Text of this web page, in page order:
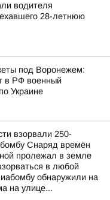
водителя
28-летнюю
под Воронежем:
в РФ военный
Украине
взорвали 250-
Снаряд времён
пролежал в земле
в любой
обнаружили на
на улице...